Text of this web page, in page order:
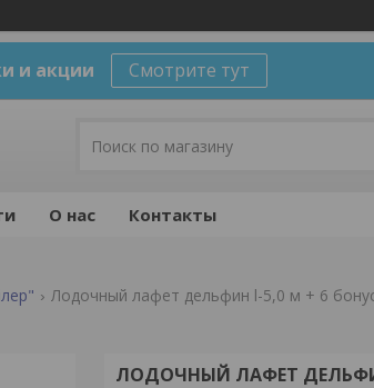
и акции Смотрите тут
О нас Контакты
Лодочный лафет дельфин l-5,0 м + 6
ЛОДОЧНЫЙ ЛАФЕТ